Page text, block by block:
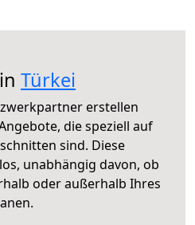
Türkei
erstellen
die speziell auf
sind. Diese
unabhängig davon, ob
oder außerhalb Ihres